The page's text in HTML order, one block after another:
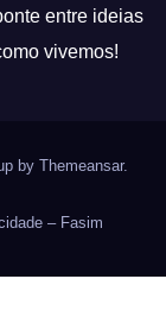
entre ideias
vivemos!
by Themeansar.
– Fasim